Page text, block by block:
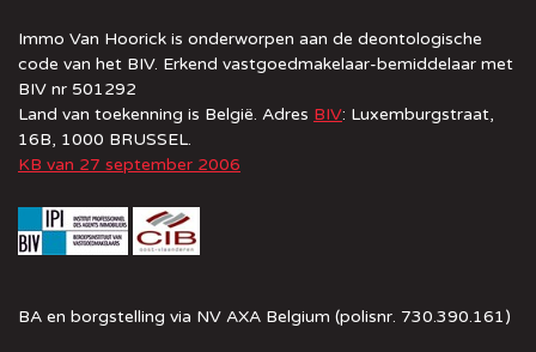
Immo Van Hoorick is onderworpen aan de deontologische
code van het BIV. Erkend vastgoedmakelaar-bemiddelaar met
BIV nr 501292
Land van toekenning is België. Adres BIV: Luxemburgstraat,
16B, 1000 BRUSSEL.
KB van 27 september 2006
BA en borgstelling via NV AXA Belgium (polisnr. 730.390.161)